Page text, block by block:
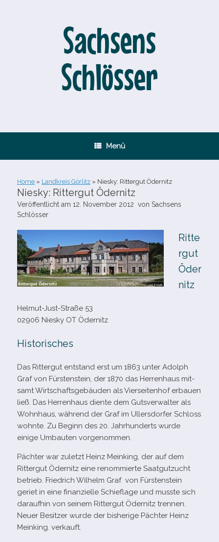
Sachsens
Schlösser
Menü
Home » Landkreis Görlitz » Niesky: Rittergut Ödernitz
Niesky: Rittergut Ödernitz
Veröffentlicht am 12. November 2012 von Sachsens
Schlösser
Ritte
rgut
Öder
nitz
Helmut-​Just-​Straße 53
02906 Niesky OT Ödernitz
Historisches
Das Rittergut ent­stand erst um 1863 unter Adolph
Graf von Fürstenstein, der 1870 das Herrenhaus mit­
samt Wirtschaftsgebäuden als Vierseitenhof erbauen
ließ. Das Herrenhaus diente dem Gutsverwalter als
Wohnhaus, wäh­rend der Graf im Ullersdorfer Schloss
wohnte. Zu Beginn des 20. Jahrhunderts wurde
einige Umbauten vorgenommen.
Pächter war zuletzt Heinz Meinking, der auf dem
Rittergut Ödernitz eine renom­mierte Saatgutzucht
betrieb. Friedrich Wilhelm Graf von Fürstenstein
geriet in eine finan­zi­elle Schieflage und musste sich
dar­auf­hin von sei­nem Rittergut Ödernitz tren­nen.
Neuer Besitzer wurde der bis­he­rige Pächter Heinz
Meinking. verkauft.